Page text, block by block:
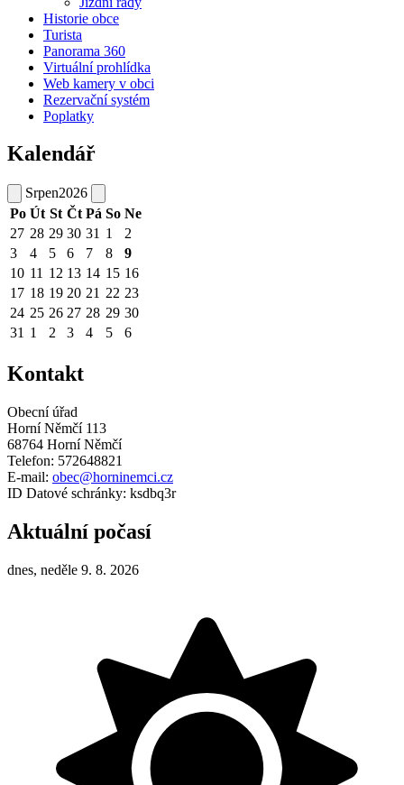
Historie obce
Turista
Panorama 360
Virtuální prohlídka
Web kamery v obci
Rezervační systém
Poplatky
Kalendář
Srpen2026
Po Út St Čt Pá So Ne
27 28 29 30 31 1
2
3
4 5 6 7 8
9
10 11 12 13 14 15 16
17 18 19 20 21 22 23
24 25 26 27 28 29 30
31 1 2 3 4 5 6
Kontakt
Obecní úřad
Horní Němčí 113
68764 Horní Němčí
Telefon: 572648821
E-mail: obec@horninemci.cz
ID Datové schránky: ksdbq3r
Aktuální počasí
dnes, neděle 9. 8. 2026